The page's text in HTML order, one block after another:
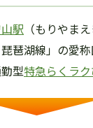
駅 （もりやま
琵琶湖線」の愛
型特急らくラ